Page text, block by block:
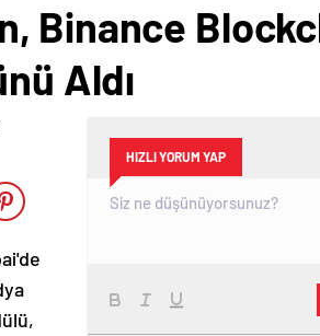
Binance
Aldı
HIZLI YORUM YAP